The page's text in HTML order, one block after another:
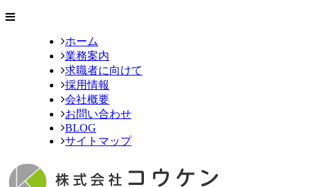
ホーム
業務案内
求職者に向けて
採用情報
会社概要
お問い合わせ
BLOG
サイトマップ